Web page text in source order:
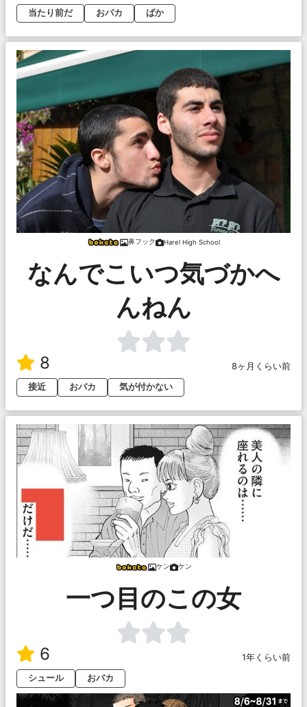
当たり前だ おバカ ばか
鼻フック Harel High School
なんでこいつ気づかへ
んねん
8
8ヶ月くらい前
接近
おバカ 気が付かない
ケン ケン
一つ目のこの女
6
1年くらい前
シュール
おバカ